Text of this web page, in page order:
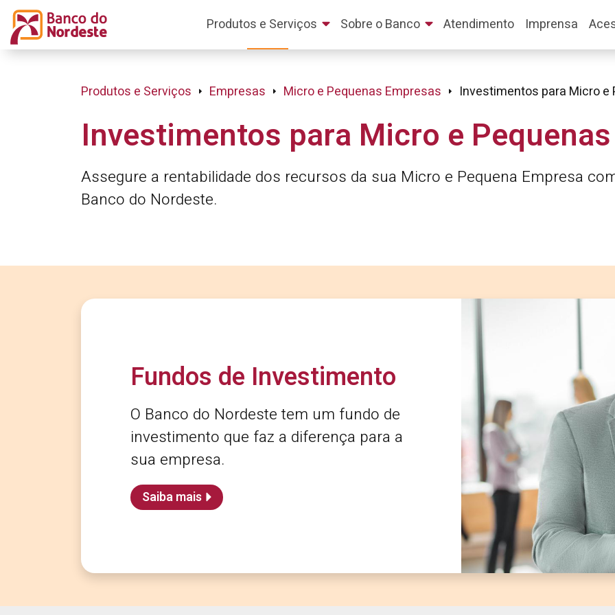
Produtos e Serviços Sobre o Banco Atendimento Imprensa
Produtos e Serviços Empresas Micro e Pequenas Empresas Investimentos para Micro e
Investimentos para Micro e
Assegure a rentabilidade dos recursos da sua Micro e Pequena Empresa
Banco do Nordeste.
Fundos de Investimento
O Banco do Nordeste tem um fundo de
investimento que faz a diferença para a
sua empresa.
Saiba mais